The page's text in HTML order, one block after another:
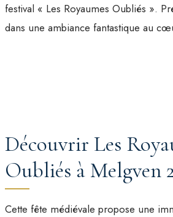
festival « Les Royaumes Oubliés ».
dans une ambiance fantastique au
Découvrir Les
Oubliés à Melgven
Cette fête médiévale propose une